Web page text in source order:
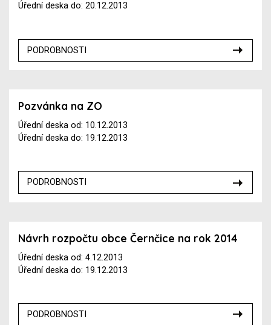
Úřední deska do: 20.12.2013
PODROBNOSTI
Pozvánka na ZO
Úřední deska od: 10.12.2013
Úřední deska do: 19.12.2013
PODROBNOSTI
Návrh rozpočtu obce Černčice na rok 2014
Úřední deska od: 4.12.2013
Úřední deska do: 19.12.2013
PODROBNOSTI